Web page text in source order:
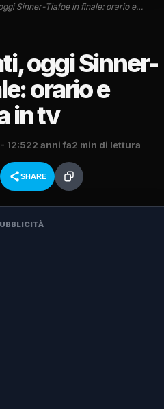
Sinner-Tiafoe in finale: orario e…
oggi Sinner-
orario e
in tv
12:522 anni fa2 min di lettura
SHARE